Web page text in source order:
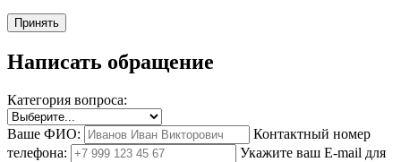
Принять
Написать обращение
Категория вопроса:
Ваше ФИО:
Контактный номер
телефона:
Укажите ваш E-mail для